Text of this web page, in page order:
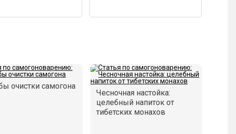
очистки самогона
Чесночная настойка:
целебный напиток от
тибетских монахов